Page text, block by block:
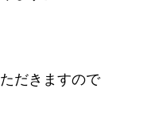
だきますので